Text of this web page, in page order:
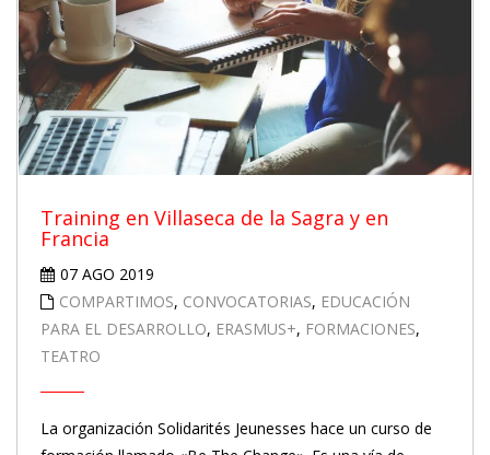
Training en Villaseca de la Sagra y en
Francia
07 AGO 2019
COMPARTIMOS, CONVOCATORIAS, EDUCACIÓN
PARA EL DESARROLLO, ERASMUS+, FORMACIONES,
TEATRO
La organización Solidarités Jeunesses hace un curso de